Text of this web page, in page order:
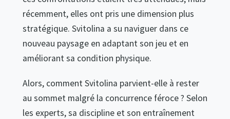
récemment, elles ont pris une dimension plus
stratégique. Svitolina a su naviguer dans ce
nouveau paysage en adaptant son jeu et en
améliorant sa condition physique.
Alors, comment Svitolina parvient-elle à rester
au sommet malgré la concurrence féroce ? Selon
les experts, sa discipline et son entraînement